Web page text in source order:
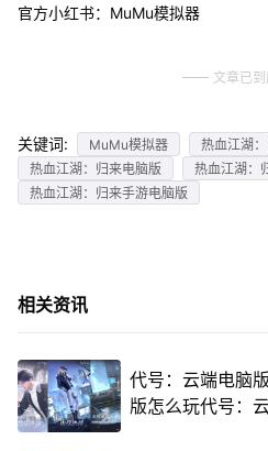
官方小红书：MuMu模拟器
文章已到
关键词: MuMu模拟器
热血江湖
热血江湖：归来电脑版
热血江湖：
热血江湖：归来手游电脑版
相关资讯
代号：云端电脑
版怎么玩代号：